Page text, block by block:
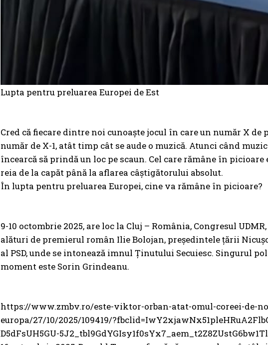
Lupta pentru preluarea Europei de Est
Cred că fiecare dintre noi cunoaște jocul în care un număr X
număr de X-1, atât timp cât se aude o muzică. Atunci când
încearcă să prindă un loc pe scaun. Cel care rămâne în
reia de la capăt până la aflarea câștigătorului absolut.
În lupta pentru preluarea Europei, cine va rămâne în picioare?
9-10 octombrie 2025, are loc la Cluj – România, Congresul
alături de premierul român Ilie Bolojan, președintele țării
al PSD, unde se intonează imnul Ținutului Secuiesc. Singurul
moment este Sorin Grindeanu.
https://www.zmbv.ro/este-viktor-orban-atat-omul-coreei-de-
europa/27/10/2025/109419/
D5dFsUH5GU-